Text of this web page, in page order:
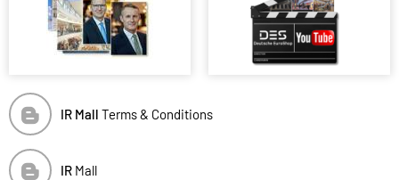
IR Mall Terms & Conditions
IR Mall